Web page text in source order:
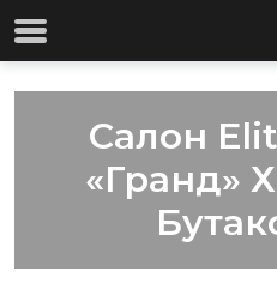
Салон
«Гранд»